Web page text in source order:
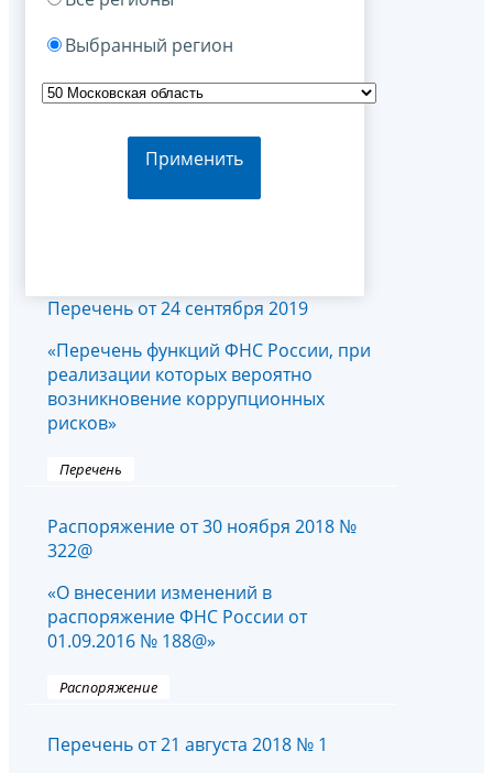
Выбранный регион
Применить
Перечень от 24 сентября 2019
«Перечень функций ФНС России, при
реализации которых вероятно
возникновение коррупционных
рисков»
Перечень
Распоряжение от 30 ноября 2018 №
322@
«О внесении изменений в
распоряжение ФНС России от
01.09.2016 № 188@»
Распоряжение
Перечень от 21 августа 2018 № 1